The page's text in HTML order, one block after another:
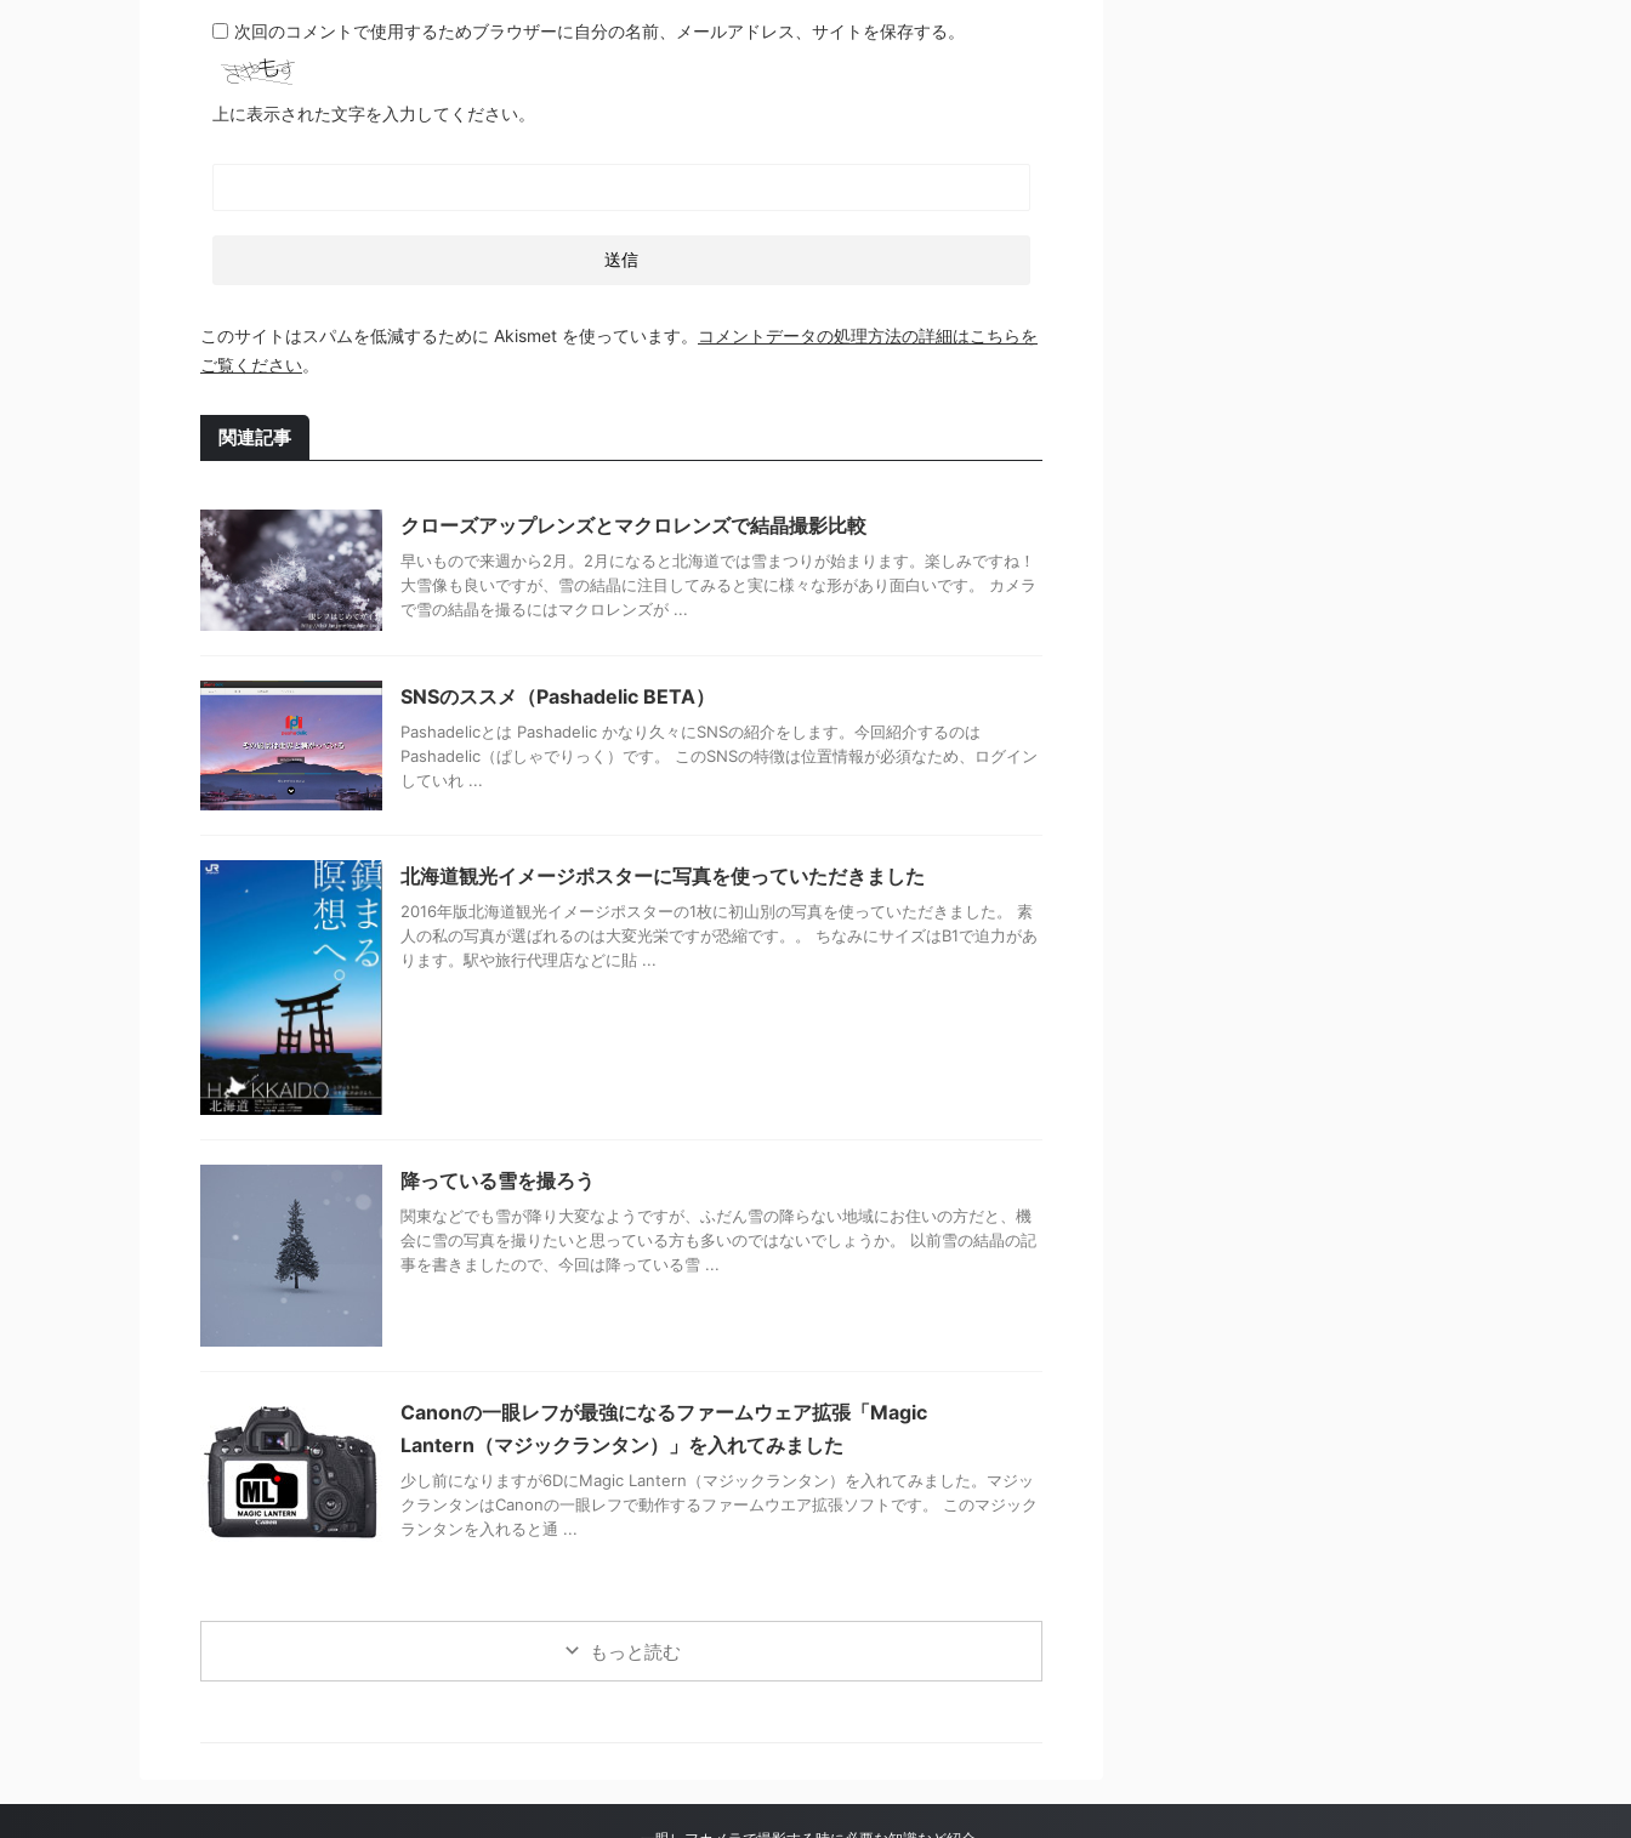
次回のコメントで使用するためブラウザーに自分の名前、メールアドレス、サイトを保存する。
上に表示された文字を入力してください。
このサイトはスパムを低減するために Akismet を使っています。
コメントデータの処理方法の詳細はこちらを
ご覧ください。
関連記事
クローズアップレンズとマクロレンズで結晶撮影比較
早いもので来週から2月。2月になると北海道では雪まつりが始まります。楽しみですね！
大雪像も良いですが、雪の結晶に注目してみると実に様々な形があり面白いです。 カメラ
で雪の結晶を撮るにはマクロレンズが ...
SNSのススメ（Pashadelic BETA）
Pashadelicとは Pashadelic かなり久々にSNSの紹介をします。今回紹介するのは
Pashadelic（ぱしゃでりっく）です。 このSNSの特徴は位置情報が必須なため、ログイン
していれ ...
北海道観光イメージポスターに写真を使っていただきました
2016年版北海道観光イメージポスターの1枚に初山別の写真を使っていただきました。 素
人の私の写真が選ばれるのは大変光栄ですが恐縮です。。 ちなみにサイズはB1で迫力があ
ります。駅や旅行代理店などに貼 ...
降っている雪を撮ろう
関東などでも雪が降り大変なようですが、ふだん雪の降らない地域にお住いの方だと、機
会に雪の写真を撮りたいと思っている方も多いのではないでしょうか。 以前雪の結晶の記
事を書きましたので、今回は降っている雪 ...
Canonの一眼レフが最強になるファームウェア拡張「Magic
Lantern（マジックランタン）」を入れてみました
少し前になりますが6DにMagic Lantern（マジックランタン）を入れてみました。マジッ
クランタンはCanonの一眼レフで動作するファームウエア拡張ソフトです。 このマジック
ランタンを入れると通 ...
もっと読む